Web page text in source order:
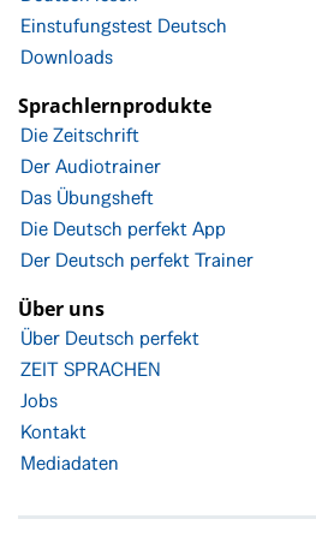
Einstufungstest Deutsch
Downloads
Sprachlernprodukte
Die Zeitschrift
Der Audiotrainer
Das Übungsheft
Die Deutsch perfekt App
Der Deutsch perfekt Trainer
Über uns
Über Deutsch perfekt
ZEIT SPRACHEN
Jobs
Kontakt
Mediadaten